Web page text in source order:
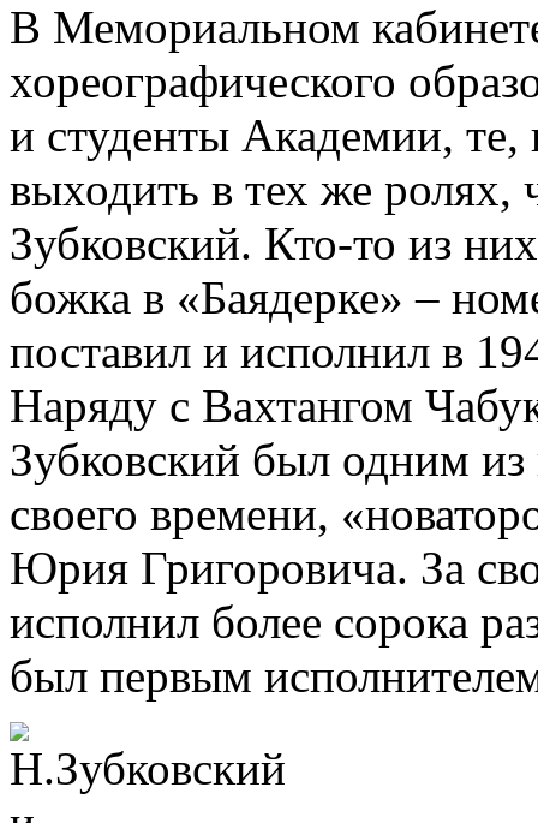
В Мемориальном
хореографического
и студенты Академии, те,
выходить в тех же ролях,
Зубковский. Кто-то из
божка в «Баядерке» –
поставил и исполнил в
Наряду с Вахтангом
Зубковский был одним
своего времени,
Юрия Григоровича. За
исполнил более сорока
был первым